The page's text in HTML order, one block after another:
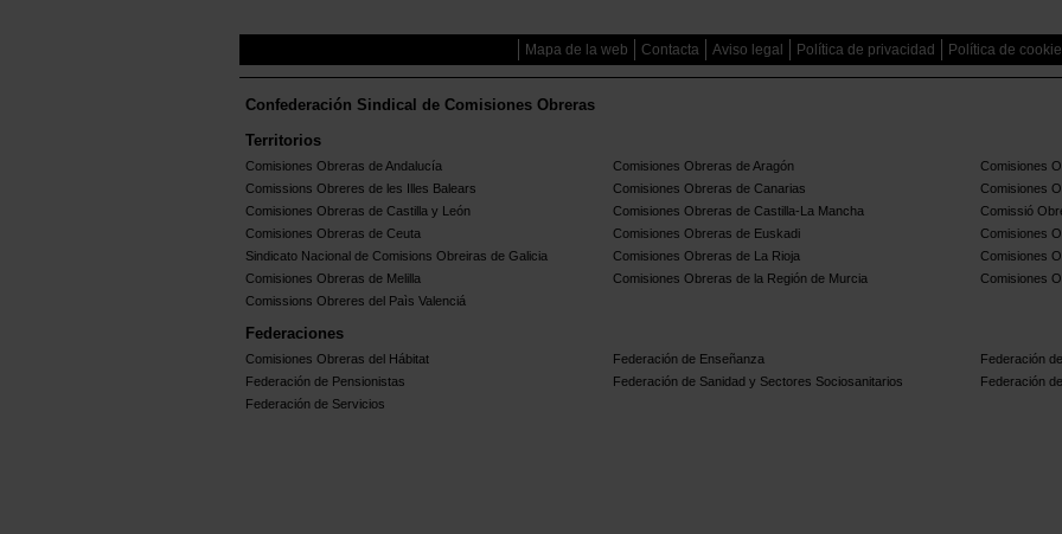
Mapa de la web Contacta Aviso legal Política de privacidad Política de
Confederación Sindical de Comisiones Obreras
Territorios
Comisiones Obreras de Andalucía Comisiones Obreras de Aragón
Comisiones
Comissions Obreres de les Illes Balears
Comisiones Obreras de Canarias
Comisiones
Comisiones Obreras de Castilla y León
Comisiones Obreras de Castilla-La Mancha
Comissió
Comisiones Obreras de Ceuta
Comisiones Obreras de Euskadi
Comisiones
Sindicato Nacional de Comisions Obreiras de Galicia
Comisiones Obreras de La Rioja
Comisiones
Comisiones Obreras de Melilla
Comisiones Obreras de la Región de Murcia
Comisiones
Comissions Obreres del Paìs Valenciá
Federaciones
Comisiones Obreras del Hábitat Federación de Enseñanza
Federación
Federación de Pensionistas
Federación de Sanidad y Sectores Sociosanitarios
Federación
Federación de Servicios